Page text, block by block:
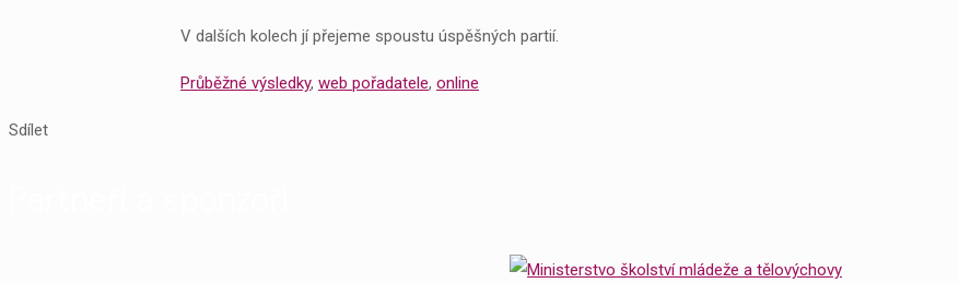
V dalších kolech jí přejeme spoustu úspěšných partií.
Průběžné výsledky, web pořadatele, online
Sdílet